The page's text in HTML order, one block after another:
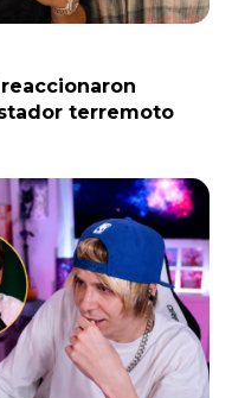
terremoto